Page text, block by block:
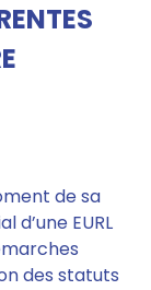
de sa
EURL
des statuts